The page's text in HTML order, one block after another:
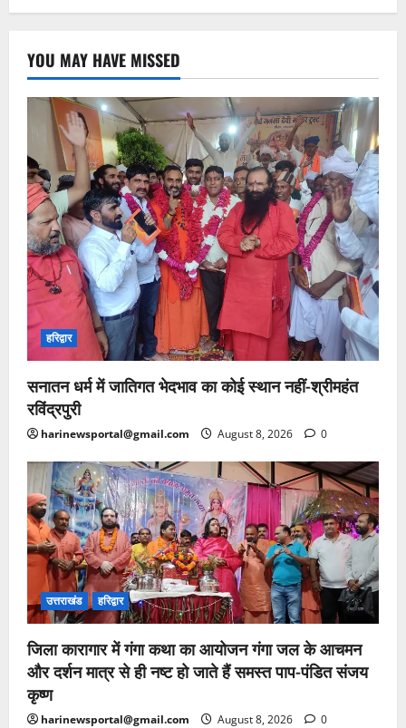
YOU MAY HAVE MISSED
हरिद्वार
सनातन धर्म में जातिगत भेदभाव का कोई स्थान नहीं-श्रीमहंत
रविंद्रपुरी
harinewsportal@gmail.com August 8, 2026 0
उत्तराखंड हरिद्वार
जिला कारागार में गंगा कथा का आयोजन गंगा जल के आचमन
और दर्शन मात्र से ही नष्ट हो जाते हैं समस्त पाप-पंडित संजय
कृष्ण
harinewsportal@gmail.com August 8, 2026 0